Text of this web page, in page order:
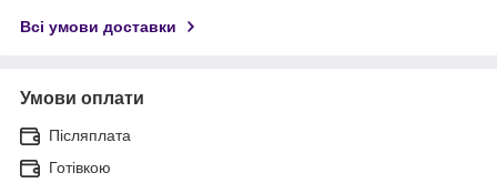
Всі умови доставки
Умови оплати
Післяплата
Готівкою